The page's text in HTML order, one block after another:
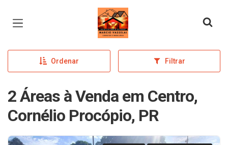
Página inicial
Ordenar Filtrar
2 Áreas à Venda em Centro,
Cornélio Procópio, PR